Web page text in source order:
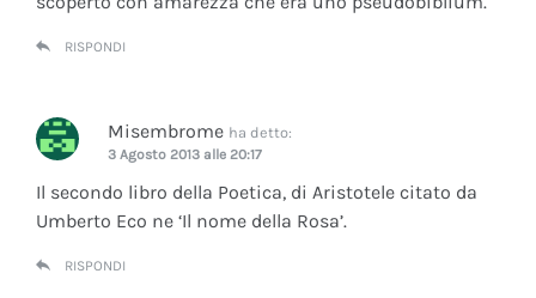
RISPONDI
Misembrome ha detto:
3 Agosto 2013 alle 20:17
Il secondo libro della Poetica, di Aristotele citato da
Umberto Eco ne ‘Il nome della Rosa’.
RISPONDI